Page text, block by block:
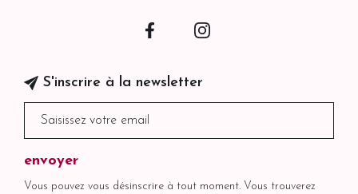
Facebook
S'inscrire à la newsletter
Vous pouvez vous désinscrire à tout moment. Vous trouverez